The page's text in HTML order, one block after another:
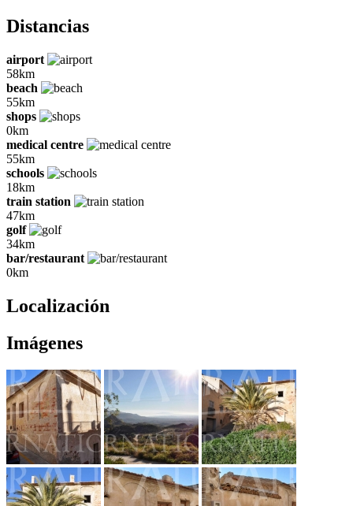
Distancias
airport
58km
beach
55km
shops
0km
medical centre
55km
schools
18km
train station
47km
golf
34km
bar/restaurant
0km
Localización
Imágenes